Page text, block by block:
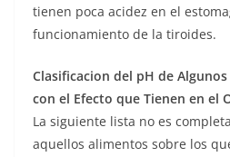
tienen poca acidez en el
funcionamiento de la tiroides.
Clasificacion del pH de
con el Efecto que Tienen en el
La siguiente lista no es
aquellos alimentos sobre los